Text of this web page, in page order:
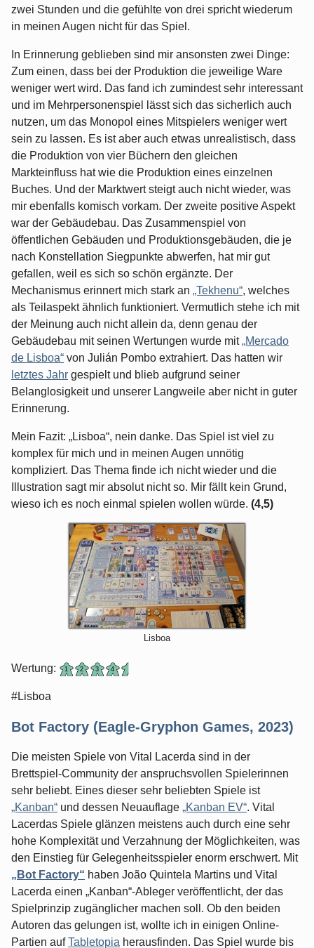
zwei Stunden und die gefühlte von drei spricht wiederum
in meinen Augen nicht für das Spiel.
In Erinnerung geblieben sind mir ansonsten zwei Dinge:
Zum einen, dass bei der Produktion die jeweilige Ware
weniger wert wird. Das fand ich zumindest sehr interessant
und im Mehrpersonenspiel lässt sich das sicherlich auch
nutzen, um das Monopol eines Mitspielers weniger wert
sein zu lassen. Es ist aber auch etwas unrealistisch, dass
die Produktion von vier Büchern den gleichen
Markteinfluss hat wie die Produktion eines einzelnen
Buches. Und der Marktwert steigt auch nicht wieder, was
mir ebenfalls komisch vorkam. Der zweite positive Aspekt
war der Gebäudebau. Das Zusammenspiel von
öffentlichen Gebäuden und Produktionsgebäuden, die je
nach Konstellation Siegpunkte abwerfen, hat mir gut
gefallen, weil es sich so schön ergänzte. Der
Mechanismus erinnert mich stark an „Tekhenu“, welches
als Teilaspekt ähnlich funktioniert. Vermutlich stehe ich mit
der Meinung auch nicht allein da, denn genau der
Gebäudebau mit seinen Wertungen wurde mit„Mercado
de Lisboa“ von Julián Pombo extrahiert. Das hatten wir
letztes Jahr gespielt und blieb aufgrund seiner
Belanglosigkeit und unserer Langweile aber nicht in guter
Erinnerung.
Mein Fazit: „Lisboa“, nein danke. Das Spiel ist viel zu
komplex für mich und in meinen Augen unnötig
kompliziert. Das Thema finde ich nicht wieder und die
Illustration sagt mir absolut nicht so. Mir fällt kein Grund,
wieso ich es noch einmal spielen wollen würde. (4,5)
Lisboa
Wertung:
#Lisboa
Bot Factory (Eagle-Gryphon Games, 2023)
Die meisten Spiele von Vital Lacerda sind in der
Brettspiel-Community der anspruchsvollen Spielerinnen
sehr beliebt. Eines dieser sehr beliebten Spiele ist
„Kanban“ und dessen Neuauflage „Kanban EV“. Vital
Lacerdas Spiele glänzen meistens auch durch eine sehr
hohe Komplexität und Verzahnung der Möglichkeiten, was
den Einstieg für Gelegenheitsspieler enorm erschwert. Mit
„Bot Factory“ haben João Quintela Martins und Vital
Lacerda einen „Kanban“-Ableger veröffentlicht, der das
Spielprinzip zugänglicher machen soll. Ob den beiden
Autoren das gelungen ist, wollte ich in einigen Online-
Partien aufTabletopia herausfinden. Das Spiel wurde bis